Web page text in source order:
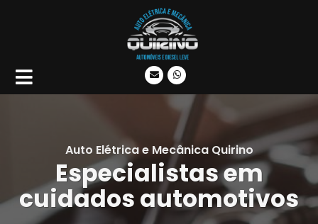
Auto Elétrica e Mecânica Quirino
Especialistas em
cuidados automotivos